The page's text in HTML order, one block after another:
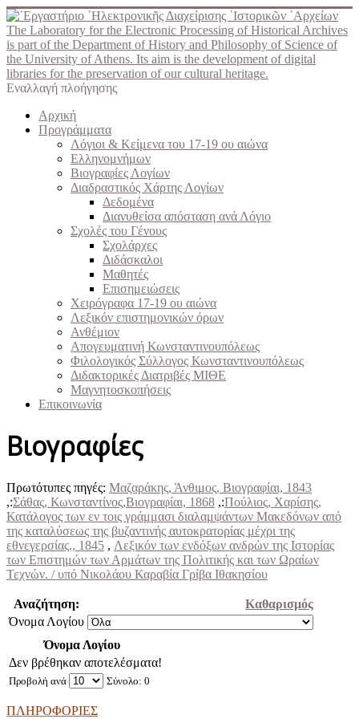
The Laboratory for the Electronic Processing of Historical Archives
is part of the Department of History and Philosophy of Science of
the University of Athens. Its aim is the development of digital
libraries for the preservation of our cultural heritage.
Εναλλαγή πλοήγησης
Αρχική
Προγράμματα
Λόγιοι & Κείμενα του 17-19 ου αιώνα
Ελληνομνήμων
Βιογραφίες Λογίων
Διαδραστικός Χάρτης Λογίων
Δεδομένα
Διανυθείσα απόσταση ανά Λόγιο
Σχολές του Γένους
Σχολάρχες
Διδάσκαλοι
Μαθητές
Επισημειώσεις
Χειρόγραφα 17-19 ου αιώνα
Λεξικόν επιστημονικών όρων
Ανθέμιον
Απογευματινή Κωνσταντινουπόλεως
Φιλολογικός Σύλλογος Κωνσταντινουπόλεως
Διδακτορικές Διατριβές ΜΙΘΕ
Μαγνητοσκοπήσεις
Επικοινωνία
Βιογραφίες
Πρωτότυπες πηγές: Μαζαράκης, Άνθιμος, Βιογραφίαι, 1843
,:Σάθας, Κωνσταντίνος,Βιογραφίαι, 1868 ,:Πούλιος, Χαρίσης,
Κατάλογος των εν τοις γράμμασι διαλαμψάντων Μακεδόνων από
της καταλύσεως της βυζαντινής αυτοκρατορίας μέχρι της
εθνεγερσίας., 1845 , Λεξικόν των ενδόξων ανδρών της Ιστορίας
των Επιστημών των Αρμάτων της Πολιτικής και των Ωραίων
Τεχνών. / υπό Νικολάου Καραβία Γρίβα Ιθακησίου
Αναζήτηση:
Καθαρισμός
Όνομα Λογίου
Όνομα Λογίου
Προβολή ανά Σύνολο: 0
Δεν βρέθηκαν αποτελέσματα!
ΠΛΗΡΟΦΟΡΙΕΣ